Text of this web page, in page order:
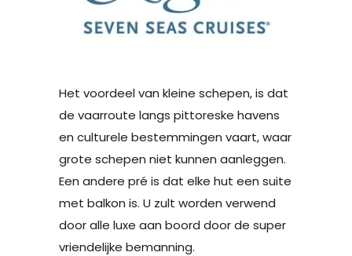
Het voordeel van kleine schepen, is dat
de vaarroute langs pittoreske havens
en culturele bestemmingen vaart, waar
grote schepen niet kunnen aanleggen.
Een andere pré is dat elke hut een suite
met balkon is. U zult worden verwend
door alle luxe aan boord door de super
vriendelijke bemanning.